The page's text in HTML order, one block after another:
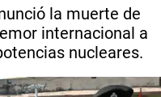
la muerte de
internacional a
nucleares.